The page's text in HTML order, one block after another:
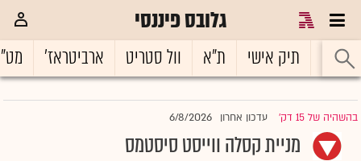
גלובס פיננסי
ראשי תיק אישי ת"א וול סטריט ארביטראז'
בהשהיה של 15 דק' |עדכון אחרון 6/8/2026
מניית קסלה ווייסט סיסטמס